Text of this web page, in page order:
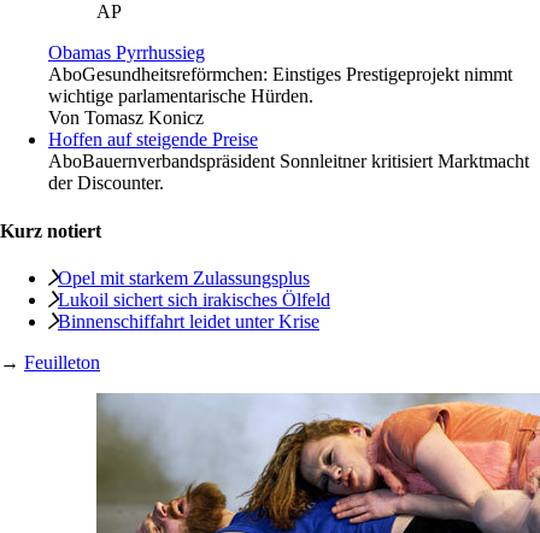
AP
Obamas Pyrrhussieg
AboGesundheitsreförmchen: Einstiges Prestigeprojekt nimmt
wichtige ­parlamentarische Hürden.
Von Tomasz Konicz
Hoffen auf steigende Preise
AboBauernverbandspräsident Sonnleitner kritisiert Marktmacht
der Discounter.
Kurz notiert
Opel mit starkem Zulassungsplus
Lukoil sichert sich irakisches Ölfeld
Binnenschiffahrt leidet unter Krise
→ Feuilleton